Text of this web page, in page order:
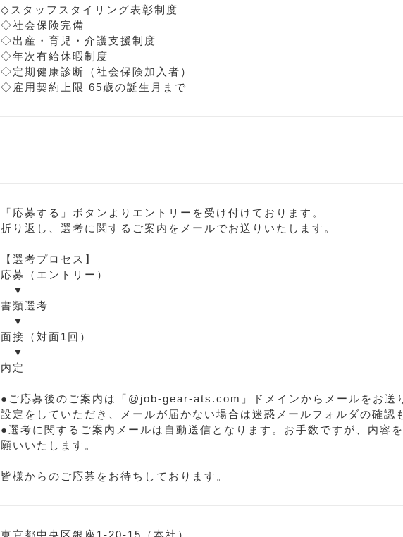
◇スタッフスタイリング表彰制度
◇社会保険完備
◇出産・育児・介護支援制度
◇年次有給休暇制度
◇定期健康診断（社会保険加入者）
◇雇用契約上限 65歳の誕生月まで
「応募する」ボタンよりエントリーを受け付けております。
折り返し、選考に関するご案内をメールでお送りいたします。
【選考プロセス】
応募（エントリー）
▼
書類選考
▼
面接（対面1回）
▼
内定
●ご応募後のご案内は「@job-gear-ats.com」ドメインからメールをお送
設定をしていただき、メールが届かない場合は迷惑メールフォルダの確認
●選考に関するご案内メールは自動送信となります。お手数ですが、内容
願いいたします。
皆様からのご応募をお待ちしております。
東京都中央区銀座1-20-15（本社）